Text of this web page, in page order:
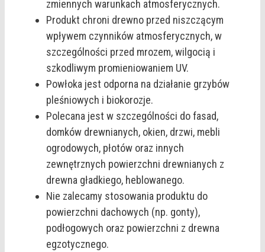
zmiennych warunkach atmosferycznych.
Produkt chroni drewno przed niszczącym
wpływem czynników atmosferycznych, w
szczególności przed mrozem, wilgocią i
szkodliwym promieniowaniem UV.
Powłoka jest odporna na działanie grzybów
pleśniowych i biokorozje.
Polecana jest w szczególności do fasad,
domków drewnianych, okien, drzwi, mebli
ogrodowych, płotów oraz innych
zewnętrznych powierzchni drewnianych z
drewna gładkiego, heblowanego.
Nie zalecamy stosowania produktu do
powierzchni dachowych (np. gonty),
podłogowych oraz powierzchni z drewna
egzotycznego.